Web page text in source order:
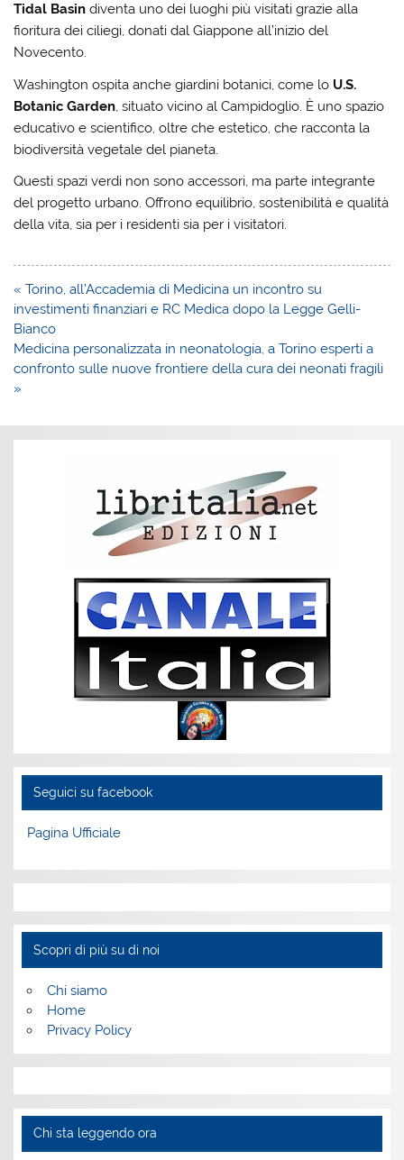
Tidal Basin diventa uno dei luoghi più visitati grazie alla
fioritura dei ciliegi, donati dal Giappone all’inizio del
Novecento.
Washington ospita anche giardini botanici, come lo U.S.
Botanic Garden, situato vicino al Campidoglio. È uno spazio
educativo e scientifico, oltre che estetico, che racconta la
biodiversità vegetale del pianeta.
Questi spazi verdi non sono accessori, ma parte integrante
del progetto urbano. Offrono equilibrio, sostenibilità e qualità
della vita, sia per i residenti sia per i visitatori.
Navigazione
articoli
« Torino, all’Accademia di Medicina un incontro su
investimenti finanziari e RC Medica dopo la Legge Gelli-
Bianco
Medicina personalizzata in neonatologia, a Torino esperti a
confronto sulle nuove frontiere della cura dei neonati fragili
»
Seguici su facebook
Pagina Ufficiale
Scopri di più su di noi
Chi siamo
Home
Privacy Policy
Chi sta leggendo ora